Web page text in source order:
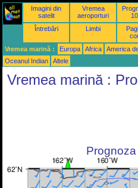
Imagini din
satelit
Vremea
aeroporturi
Întrebări Limbi
Vremea marină : Europa Africa America
Oceanul Indian
Altele
Vremea marină :